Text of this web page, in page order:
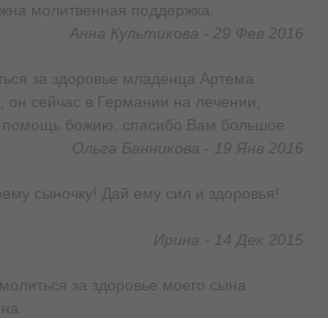
молитвенная поддержка.
Анна Культикова - 29 Фев 2016
за здоровье младенца Артема
сейчас в Германии на лечении,
помощь божию, спасибо Вам большое
Ольга Банникова - 19 Янв 2016
сыночку! Дай ему сил и здоровья!
Ирина - 14 Дек 2015
за здоровье моего сына